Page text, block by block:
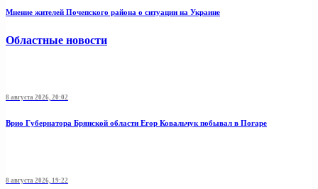
Мнение жителей Почепского района о ситуации на Украине
Областные новости
8 августа 2026, 20:02
Врио Губернатора Брянской области Егор Ковальчук побывал в Погаре
8 августа 2026, 19:22